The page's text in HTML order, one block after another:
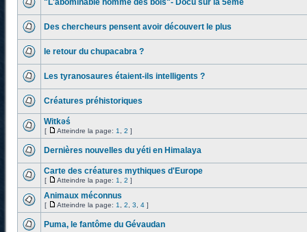
"L'abominable homme des bois"- Docu sur la 5ème
Des chercheurs pensent avoir découvert le plus
le retour du chupacabra ?
Les tyranosaures étaient-ils intelligents ?
Créatures préhistoriques
Witkəś
[ Atteindre la page: 1 2 ]
Dernières nouvelles du yéti en Himalaya
Carte des créatures mythiques d'Europe
[ Atteindre la page: 1 2 ]
Animaux méconnus
[ Atteindre la page: 1 2 3 4 ]
Puma, le fantôme du Gévaudan